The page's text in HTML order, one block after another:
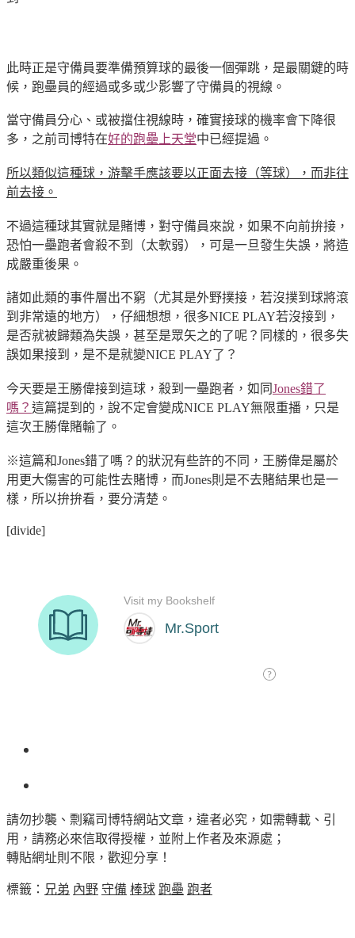
此時正是守備員要準備預算球的最後一個彈跳，是最關鍵的時
候，跑壘員的經過或多或少影響了守備員的視線。
當守備員分心、或被擋住視線時，確實接球的機率會下降很
多，之前司博特在好的跑壘上天堂中已經提過。
所以類似這種球，游擊手應該要以正面去接（等球），而非往
前去接。
不過這種球其實就是賭博，對守備員來說，如果不向前拚接，
恐怕一壘跑者會殺不到（太軟弱），可是一旦發生失誤，將造
成嚴重後果。
諸如此類的事件層出不窮（尤其是外野撲接，若沒撲到球將滾
到非常遠的地方），仔細想想，很多NICE PLAY若沒接到，
是否就被歸類為失誤，甚至是眾矢之的了呢？同樣的，很多失
誤如果接到，是不是就變NICE PLAY了？
今天要是王勝偉接到這球，殺到一壘跑者，如同Jones錯了
嗎？ 這篇提到的，說不定會變成NICE PLAY無限重播，只是
這次王勝偉賭輸了。
※這篇和Jones錯了嗎？的狀況有些許的不同，王勝偉是屬於
用更大傷害的可能性去賭博，而Jones則是不去賭結果也是一
樣，所以拚拚看，要分清楚。
[divide]
請勿抄襲、剽竊司博特網站文章，違者必究，如需轉載、引
用，請務必來信取得授權，並附上作者及來源處；
轉貼網址則不限，歡迎分享！
標籤： 兄弟 內野 守備 棒球 跑壘 跑者